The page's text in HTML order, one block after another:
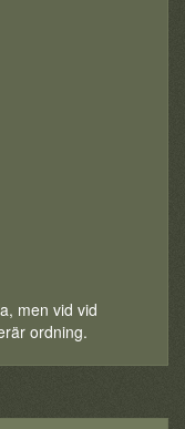
men vid vid
ordning.